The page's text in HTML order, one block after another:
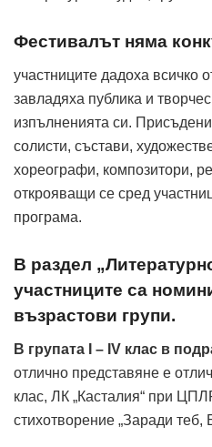
Фестивалът няма
участниците дадоха всичко
завладяха публика и
изпълненията си.
солисти, състави,
хореографи, композитори,
открояващи се сред
програма.
В раздел
участниците са
възрастови групи.
В групата I – IV клас в
отлично представяне е
клас, ЛК „Касталия“ при
стихотворение „Заради теб,